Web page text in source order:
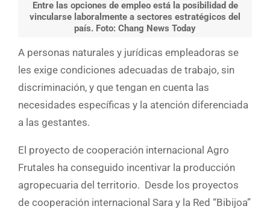
Entre las opciones de empleo está la posibilidad de
vincularse laboralmente a sectores estratégicos del
país. Foto: Chang News Today
A personas naturales y jurídicas empleadoras se
les exige condiciones adecuadas de trabajo, sin
discriminación, y que tengan en cuenta las
necesidades específicas y la atención diferenciada
a las gestantes.
El proyecto de cooperación internacional Agro
Frutales ha conseguido incentivar la producción
agropecuaria del territorio. Desde los proyectos
de cooperación internacional Sara y la Red “Bibijoa”